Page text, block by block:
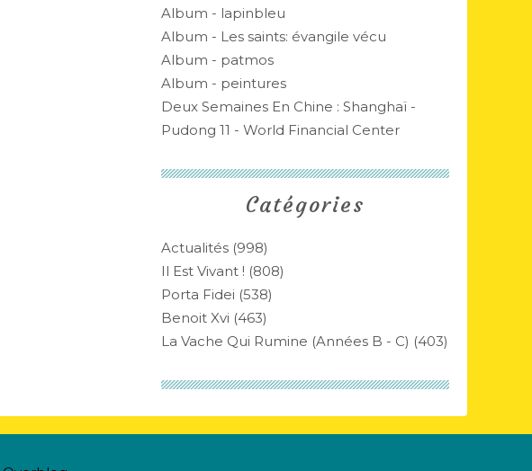
Catégories
Actualités (998)
Il Est Vivant ! (808)
Porta Fidei (538)
Benoit Xvi (463)
La Vache Qui Rumine (années B - C) (403)
Album - lapinbleu
Album - Les saints: évangile vécu
Album - patmos
Album - peintures
Deux Semaines En Chine : Shanghaï -
Pudong 11 - World Financial Center